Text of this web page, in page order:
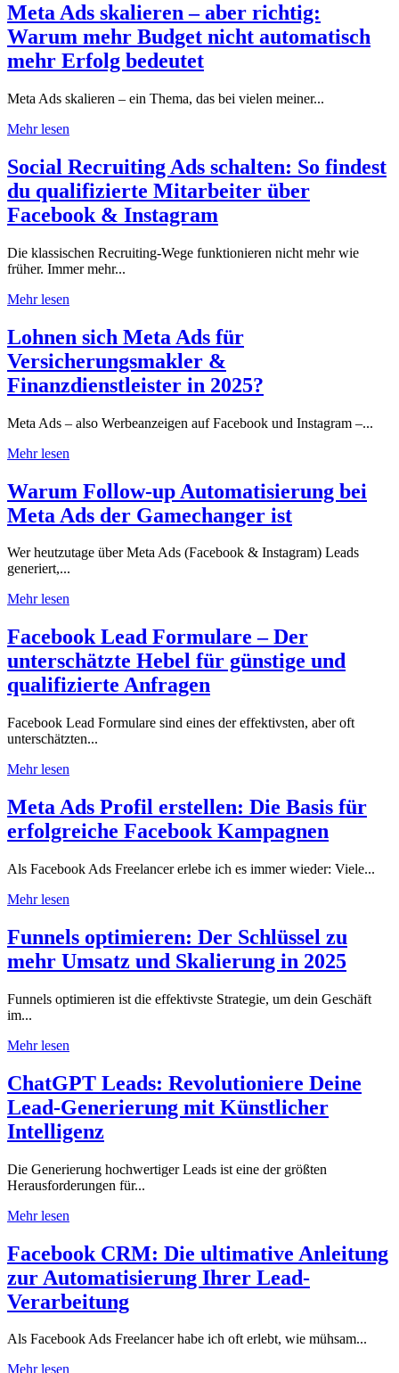
Meta Ads skalieren – aber richtig:
Warum mehr Budget nicht automatisch
mehr Erfolg bedeutet
Meta Ads skalieren – ein Thema, das bei vielen meiner...
Mehr lesen
Social Recruiting Ads schalten: So findest
du qualifizierte Mitarbeiter über
Facebook & Instagram
Die klassischen Recruiting-Wege funktionieren nicht mehr wie
früher. Immer mehr...
Mehr lesen
Lohnen sich Meta Ads für
Versicherungsmakler &
Finanzdienstleister in 2025?
Meta Ads – also Werbeanzeigen auf Facebook und Instagram –...
Mehr lesen
Warum Follow-up Automatisierung bei
Meta Ads der Gamechanger ist
Wer heutzutage über Meta Ads (Facebook & Instagram) Leads
generiert,...
Mehr lesen
Facebook Lead Formulare – Der
unterschätzte Hebel für günstige und
qualifizierte Anfragen
Facebook Lead Formulare sind eines der effektivsten, aber oft
unterschätzten...
Mehr lesen
Meta Ads Profil erstellen: Die Basis für
erfolgreiche Facebook Kampagnen
Als Facebook Ads Freelancer erlebe ich es immer wieder: Viele...
Mehr lesen
Funnels optimieren: Der Schlüssel zu
mehr Umsatz und Skalierung in 2025
Funnels optimieren ist die effektivste Strategie, um dein Geschäft
im...
Mehr lesen
ChatGPT Leads: Revolutioniere Deine
Lead-Generierung mit Künstlicher
Intelligenz
Die Generierung hochwertiger Leads ist eine der größten
Herausforderungen für...
Mehr lesen
Facebook CRM: Die ultimative Anleitung
zur Automatisierung Ihrer Lead-
Verarbeitung
Als Facebook Ads Freelancer habe ich oft erlebt, wie mühsam...
Mehr lesen